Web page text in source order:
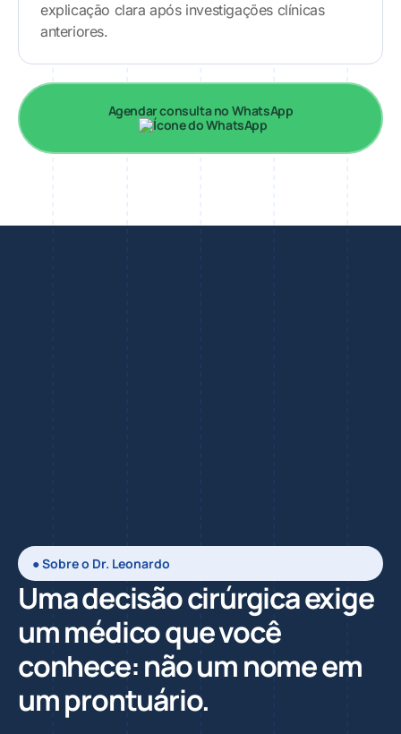
explicação clara após investigações clínicas
anteriores.
Agendar consulta no WhatsApp
● Sobre o Dr. Leonardo
Uma decisão cirúrgica exige
um médico que você
conhece: não um nome em
um prontuário.